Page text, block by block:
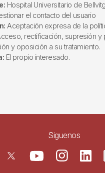
Hospital Universitario de
el contacto del usuario
Aceptación expresa de la
rectificación, supresión y
y oposición a su tratamiento.
El propio interesado.
Siguenos